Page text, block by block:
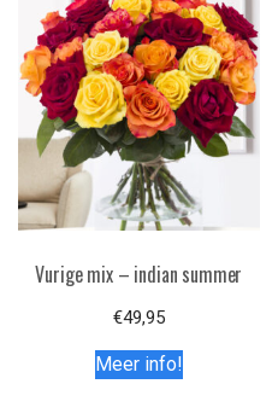
Vurige mix – indian summer
€49,95
Meer info!